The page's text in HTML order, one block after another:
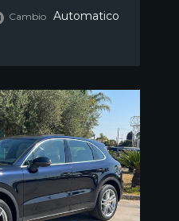
Cambio Automatico